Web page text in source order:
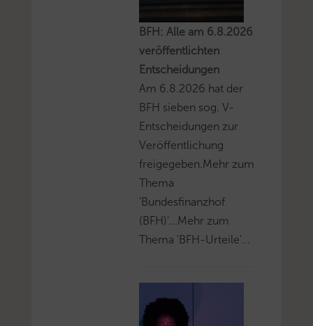
BFH: Alle am 6.8.2026
veröffentlichten
Entscheidungen
Am 6.8.2026 hat der
BFH sieben sog. V-
Entscheidungen zur
Veröffentlichung
freigegeben.Mehr zum
Thema
'Bundesfinanzhof
(BFH)'...Mehr zum
Thema 'BFH-Urteile'...